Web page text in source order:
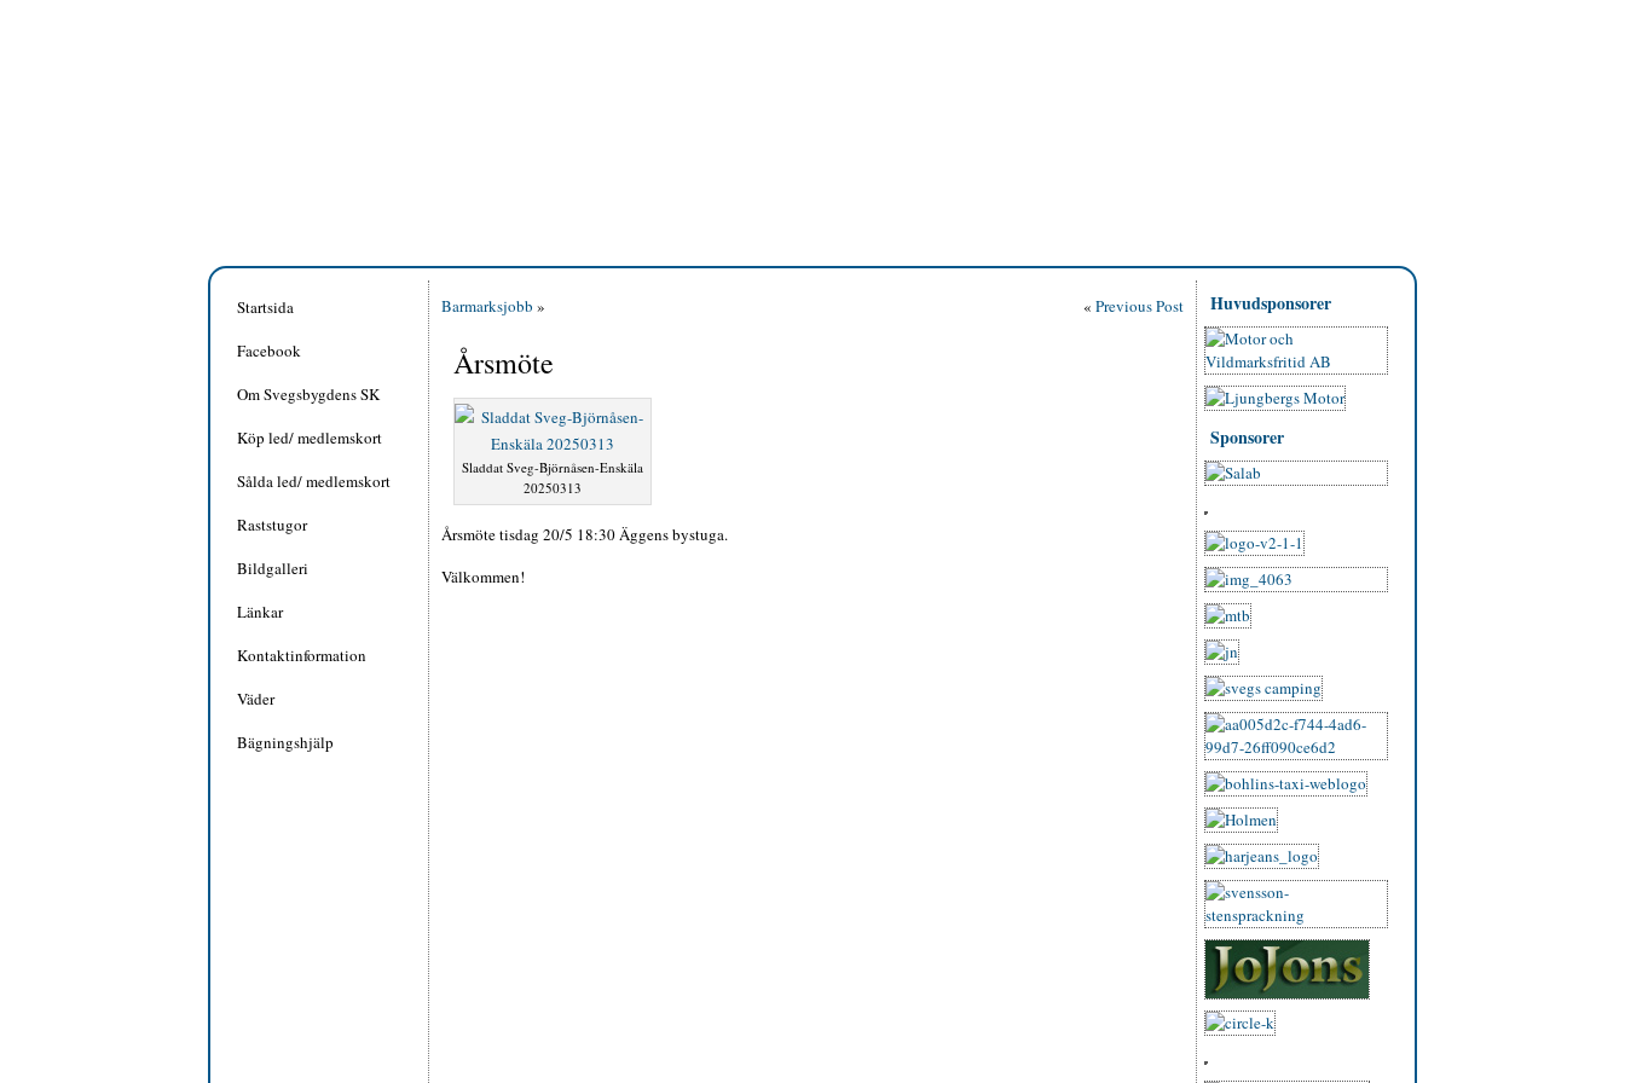
Startsida
Facebook
Om Svegsbygdens SK
Köp led/ medlemskort
Sålda led/ medlemskort
Raststugor
Bildgalleri
Länkar
Kontaktinformation
Väder
Bägningshjälp
Barmarksjobb » « Previous Post
Årsmöte
Sladdat Sveg-Björnåsen-Enskäla
20250313
Årsmöte tisdag 20/5 18:30 Äggens bystuga.
Välkommen!
Huvudsponsorer
Sponsorer